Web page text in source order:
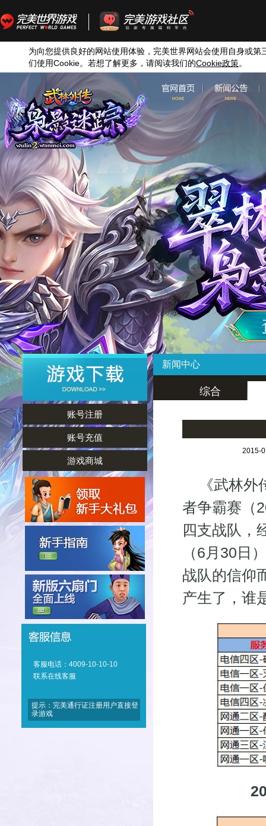
为向您提供良好的网站使用体验，完美世界网站会使用自身或第
们使用Cookie。若想了解更多，请阅读我们的Cookie政策。
账号注册
账号充值
游戏商城
客服电话：4009-10-10-10
联系在线客服
提示：完美通行证注册用户直接登
录游戏
新闻中心
综合
2015-
《武林外
者争霸赛（
四支战队，
（6月30日
战队的信仰
产生了，谁